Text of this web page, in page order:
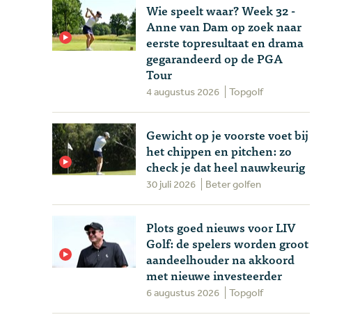
Wie speelt waar? Week 32 -
Anne van Dam op zoek naar
eerste topresultaat en drama
gegarandeerd op de PGA
Tour
4 augustus 2026 Topgolf
Gewicht op je voorste voet bij
het chippen en pitchen: zo
check je dat heel nauwkeurig
30 juli 2026 Beter golfen
Plots goed nieuws voor LIV
Golf: de spelers worden groot
aandeelhouder na akkoord
met nieuwe investeerder
6 augustus 2026 Topgolf